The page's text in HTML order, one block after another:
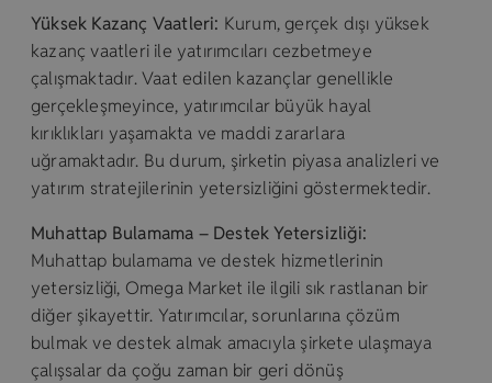
Yüksek Kazanç Vaatleri: Kurum, gerçek dışı yüksek
kazanç vaatleri ile yatırımcıları cezbetmeye
çalışmaktadır. Vaat edilen kazançlar genellikle
gerçekleşmeyince, yatırımcılar büyük hayal
kırıklıkları yaşamakta ve maddi zararlara
uğramaktadır. Bu durum, şirketin piyasa analizleri ve
yatırım stratejilerinin yetersizliğini göstermektedir.
Muhattap Bulamama – Destek Yetersizliği:
Muhattap bulamama ve destek hizmetlerinin
yetersizliği, Omega Market ile ilgili sık rastlanan bir
diğer şikayettir. Yatırımcılar, sorunlarına çözüm
bulmak ve destek almak amacıyla şirkete ulaşmaya
çalışsalar da çoğu zaman bir geri dönüş